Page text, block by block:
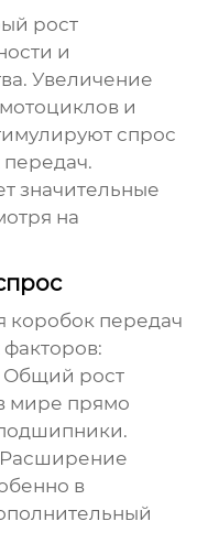
рост
и
Увеличение
и
спрос
.
значительные
на
передач
Общий рост
мире прямо
.
Расширение
в